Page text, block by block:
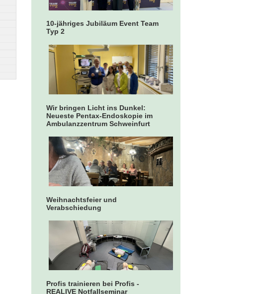
10-jähriges Jubiläum Event Team
Typ 2
Wir bringen Licht ins Dunkel:
Neueste Pentax-Endoskopie im
Ambulanzzentrum Schweinfurt
Weihnachtsfeier und
Verabschiedung
Profis trainieren bei Profis -
REALIVE Notfallseminar